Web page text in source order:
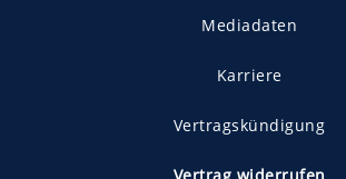
Mediadaten
Karriere
Vertragskündigung
Vertrag widerrufen